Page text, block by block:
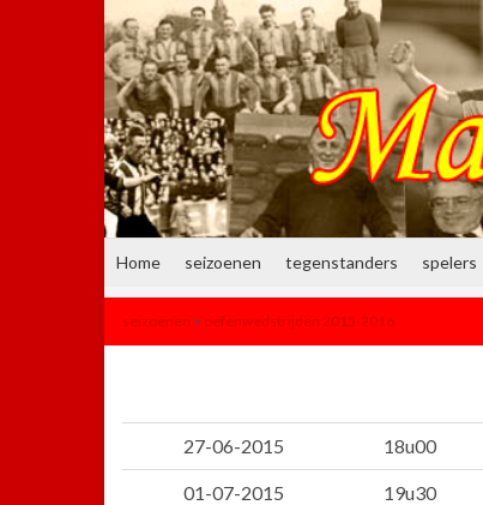
Home seizoenen tegenstanders spelers
seizoenen > oefenwedstrijden 2015-2016
27-06-2015 18u00
01-07-2015 19u30